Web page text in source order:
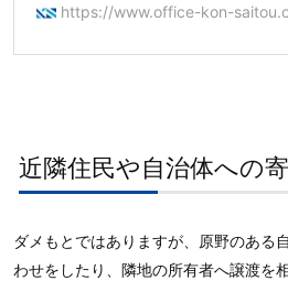
https://www.office-kon-
近隣住民や自治体への
ダメもとではありますが、原野のある
わせをしたり、隣地の所有者へ譲渡を